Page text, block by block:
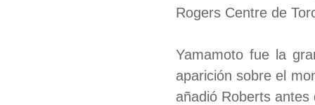
Rogers Centre de
Yamamoto fue la
aparición sobre el
añadió Roberts